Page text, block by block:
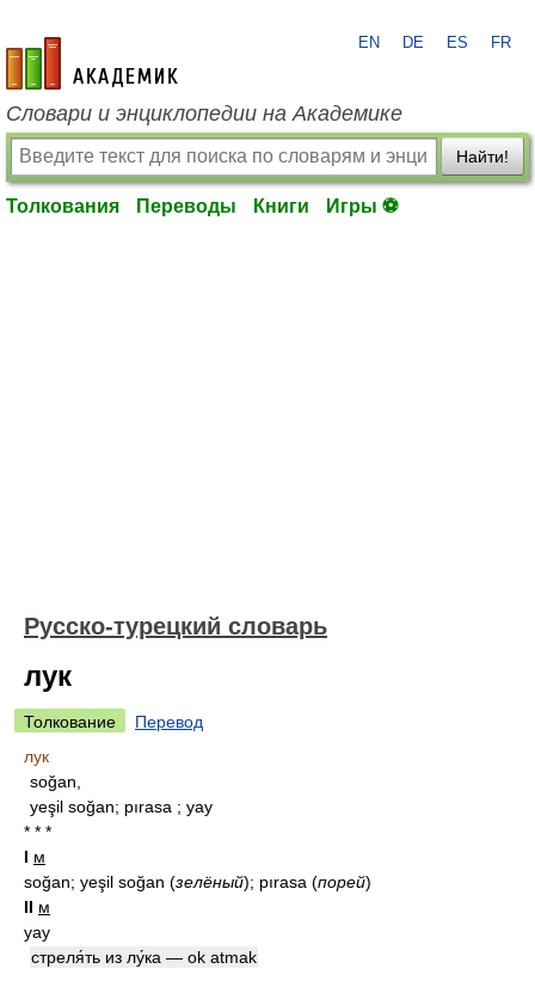
academic.ru
EN DE ES FR
Словари и энциклопедии на Академике
Найти!
Толкования Переводы Книги Игры ⚽
Русско-турецкий словарь
лук
Толкование
Перевод
лук
soğan,
yeşil soğan; pırasa ; yay
* * *
I м
soğan; yeşil soğan (зелёный); pırasa (порей)
II м
yay
стреля́ть из лу́ка — ok atmak